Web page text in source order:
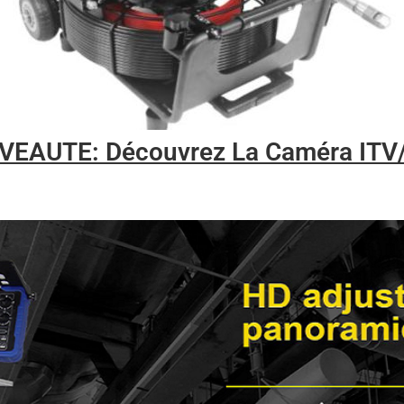
Découvrez La Caméra